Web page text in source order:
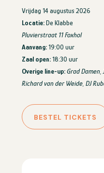
Vrijdag 14 augustus 2026
Locatie:De Klabbe
Pluvierstraat 11 Foxhol
Aanvang:19:00 uur
Zaal open:18:30 uur
Overige line-up: Grad Damen,
Richard van der Weide, DJ
BESTEL TICKETS